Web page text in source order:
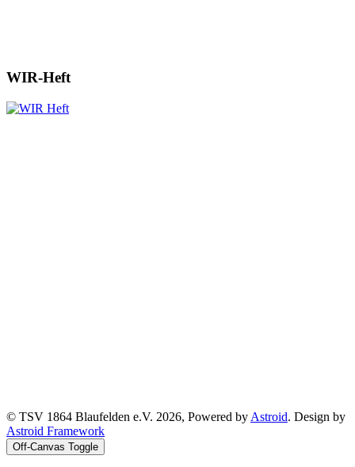
WIR-Heft
© TSV 1864 Blaufelden e.V. 2026, Powered by Astroid. Design by
Astroid Framework
Off-Canvas Toggle